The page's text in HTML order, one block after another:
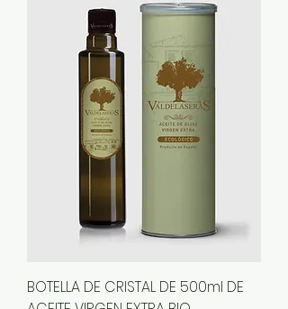
BOTELLA DE CRISTAL DE 500ml DE